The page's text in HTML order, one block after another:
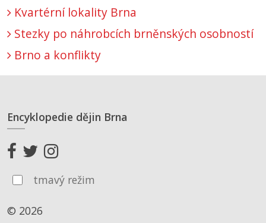
Kvartérní lokality Brna
Stezky po náhrobcích brněnských osobností
Brno a konflikty
Encyklopedie dějin Brna
tmavý režim
© 2026